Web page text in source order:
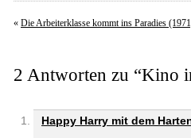
« Die Arbeiterklasse kommt ins Paradies
2 Antworten zu “Kino
Happy Harry mit dem